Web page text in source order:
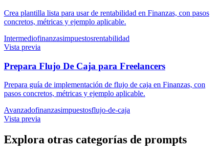
Crea plantilla lista para usar de rentabilidad en Finanzas, con pasos
concretos, métricas y ejemplo aplicable.
Intermediofinanzasimpuestosrentabilidad
Vista previa
Prepara Flujo De Caja para Freelancers
Prepara guía de implementación de flujo de caja en Finanzas, con
pasos concretos, métricas y ejemplo aplicable.
Avanzadofinanzasimpuestosflujo-de-caja
Vista previa
Explora otras categorías de prompts